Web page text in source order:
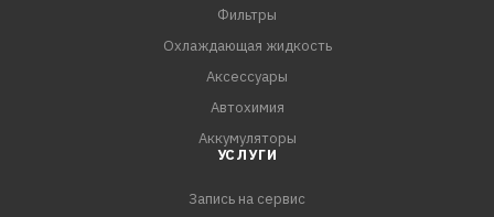
Фильтры
Охлаждающая жидкость
Аксессуары
Автохимия
Аккумуляторы
УСЛУГИ
Запись на сервис